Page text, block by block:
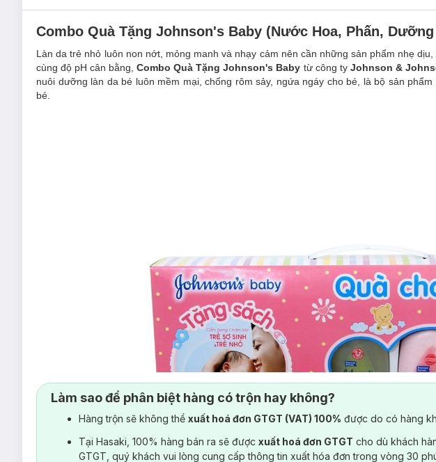
Combo Quà Tặng Johnson's Baby (Nước Hoa, Phấn,
Làn da trẻ nhỏ luôn non nớt, mỏng manh và nhạy cảm nên cần những sản phẩm nhẹ
cùng độ pH cân bằng,Combo Quà Tặng Johnson's Baby từ công ty Johnson &
nuôi dưỡng làn da bé luôn mềm mại, chống rôm sảy, ngứa ngáy cho bé, là bộ sản
bé.
Làm sao để phân biệt hàng có trộn hay không?
Hàng trộn sẽ không thể xuất hoá đơn GTGT (VAT) 100% được do có hàng
Tại Hasaki, 100% hàng bán ra sẽ được xuất hoá đơn GTGT cho dù khách
GTGT, quý khách vui lòng cung cấp thông tin xuất hóa đơn trong vòng 30